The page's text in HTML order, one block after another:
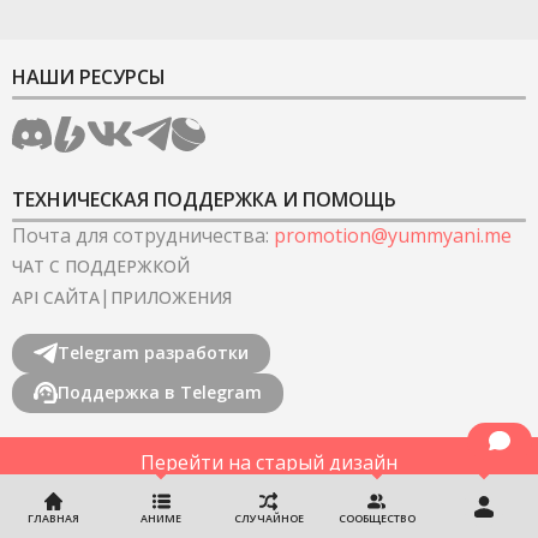
ГЛАВНАЯ АНИМЕ СЛУЧАЙНОЕ СООБЩЕСТВО
НАШИ РЕСУРСЫ
ТЕХНИЧЕСКАЯ ПОДДЕРЖКА И ПОМОЩЬ
Почта для сотрудничества: promotion@yummyani.me
ЧАТ С ПОДДЕРЖКОЙ
API САЙТА| ПРИЛОЖЕНИЯ
Telegram разработки
Поддержка в Telegram
Перейти на старый дизайн
©2022-2026YummyAnime.Все права защищены